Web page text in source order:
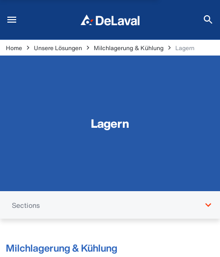
Home Unsere Lösungen Milchlagerung & Kühlung Lagern
Lagern
Sections
Milchlagerung & Kühlung